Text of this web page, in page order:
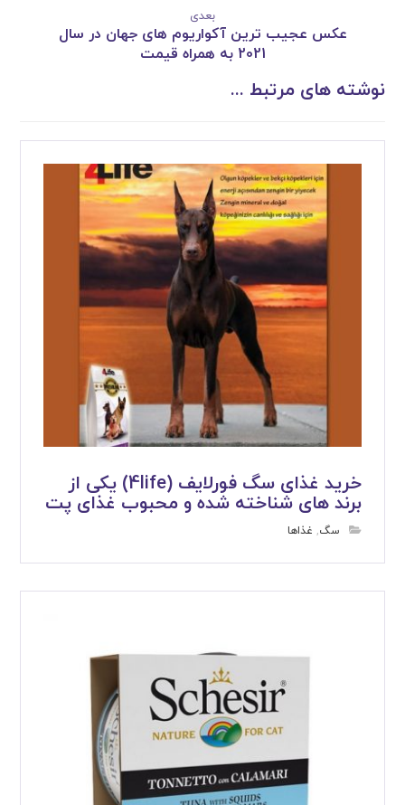
بعدی
عکس عجیب ترین آکواریوم های جهان در سال
2021 به همراه قیمت
نوشته های مرتبط ...
خرید غذای سگ فورلایف (4life) یکی از
برند های شناخته شده و محبوب غذای پت
سگ, غذاها